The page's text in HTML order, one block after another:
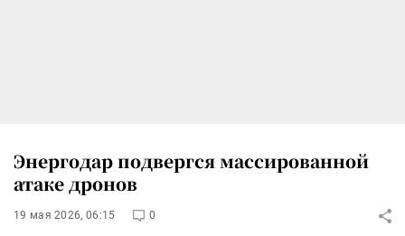
Энергодар подвергся массированной
атаке дронов
19 мая 2026, 06:15 0